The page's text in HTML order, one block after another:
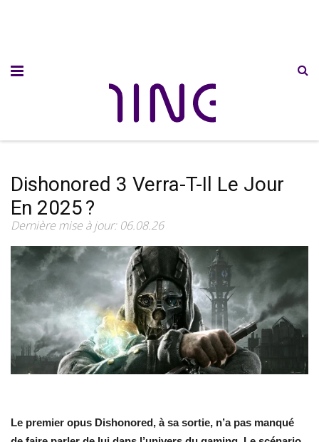
Dishonored 3 Verra-T-Il Le Jour
En 2025 ?
Dernière mise à jour: 06.08.26
Le premier opus Dishonored, à sa sortie, n’a pas manqué